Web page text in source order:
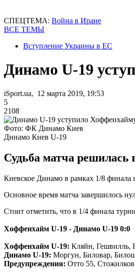
СПЕЦТЕМА: Война в Иране
ВСЕ ТЕМЫ
Вступление Украины в ЕС
Динамо U-19
iSport.ua, 12 марта 2019, 19:53
5
2108
Фото: ФК Динамо Киев
Динамо Киев U-19
Судьба матча решилась
Киевское Динамо в рамках 1/8
Основное время матча завершилось
Стоит отметить, что в 1/4 финала
Хоффенхайм U-19 - Динамо U-19 0:0
Хоффенхайм U-19: Кляйн, Гешвилль,
Динамо U-19: Моргун, Биловар,
Предупреждения: Отто 55,